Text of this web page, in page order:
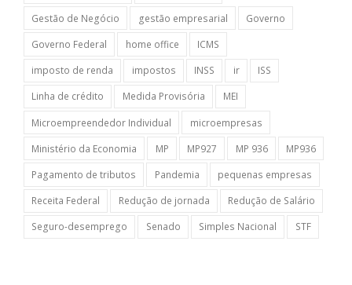
Gestão de Negócio
gestão empresarial
Governo
Governo Federal
home office
ICMS
imposto de renda
impostos INSS ir
ISS
Linha de crédito
Medida Provisória
MEI
Microempreendedor Individual
microempresas
Ministério da Economia
MP MP927 MP 936
MP936
Pagamento de tributos
Pandemia
pequenas empresas
Receita Federal
Redução de jornada
Redução de Salário
Seguro-desemprego
Senado Simples Nacional STF